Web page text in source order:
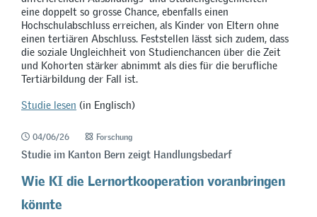
eine doppelt so grosse Chance, ebenfalls einen
Hochschulabschluss erreichen, als Kinder von Eltern ohne
einen tertiären Abschluss. Feststellen lässt sich zudem, dass
die soziale Ungleichheit von Studienchancen über die Zeit
und Kohorten stärker abnimmt als dies für die berufliche
Tertiärbildung der Fall ist.
Studie lesen (in Englisch)
04/06/26 Forschung
Studie im Kanton Bern zeigt Handlungsbedarf
Wie KI die Lernortkooperation voranbringen
könnte